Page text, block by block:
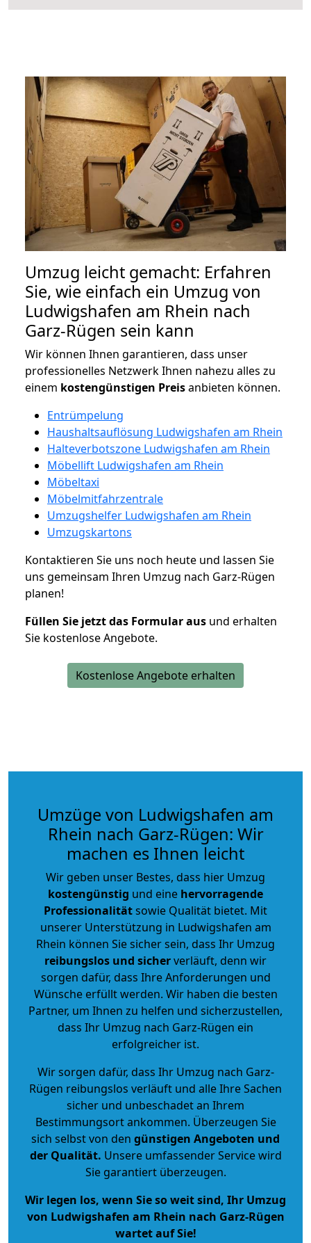
Umzug leicht gemacht: Erfahren
Sie, wie einfach ein Umzug von
Ludwigshafen am Rhein nach
Garz-Rügen sein kann
Wir können Ihnen garantieren, dass unser
professionelles Netzwerk Ihnen nahezu alles zu
einem kostengünstigen Preisanbieten können.
Entrümpelung
Haushaltsauflösung Ludwigshafen am Rhein
Halteverbotszone Ludwigshafen am Rhein
Möbellift Ludwigshafen am Rhein
Möbeltaxi
Möbelmitfahrzentrale
Umzugshelfer Ludwigshafen am Rhein
Umzugskartons
Kontaktieren Sie uns noch heute und lassen Sie
uns gemeinsam Ihren Umzug nach Garz-Rügen
planen!
Füllen Sie jetzt das Formular aus und erhalten
Sie kostenlose Angebote.
Kostenlose Angebote erhalten
Umzüge von Ludwigshafen am
Rhein nach Garz-Rügen: Wir
machen es Ihnen leicht
Wir geben unser Bestes, dass hier Umzug
kostengünstig und eine hervorragende
Professionalitätsowie Qualität bietet. Mit
unserer Unterstützung in Ludwigshafen am
Rhein können Sie sicher sein, dass Ihr Umzug
reibungslos und sicherverläuft, denn wir
sorgen dafür, dass Ihre Anforderungen und
Wünsche erfüllt werden. Wir haben die besten
Partner, um Ihnen zu helfen und sicherzustellen,
dass Ihr Umzug nach Garz-Rügen ein
erfolgreicher ist.
Wir sorgen dafür, dass Ihr Umzug nach Garz-
Rügen reibungslos verläuft und alle Ihre Sachen
sicher und unbeschadet an Ihrem
Bestimmungsort ankommen. Überzeugen Sie
sich selbst von den günstigen Angeboten und
der Qualität. Unsere umfassender Service wird
Sie garantiert überzeugen.
Wir legen los, wenn Sie so weit sind, Ihr Umzug
von Ludwigshafen am Rhein nach Garz-Rügen
wartet auf Sie!